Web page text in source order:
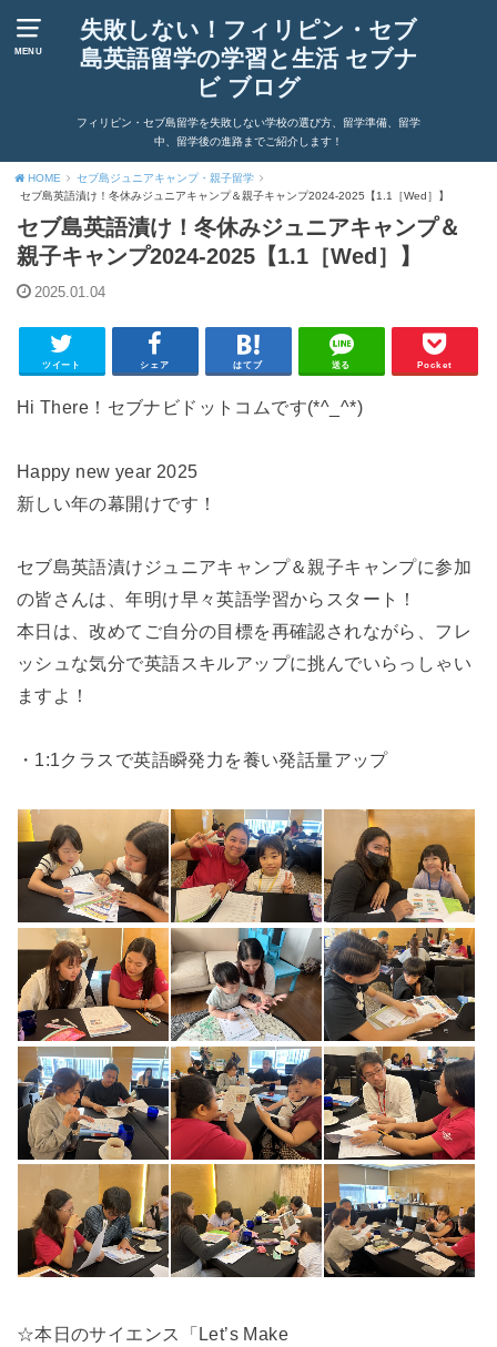
MENU
失敗しない！フィリピン・セブ
島英語留学の学習と生活 セブナ
ビ ブログ
フィリピン・セブ島留学を失敗しない学校の選び方、留学準備、留学
中、留学後の進路までご紹介します！
HOME
セブ島ジュニアキャンプ・親子留学
セブ島英語漬け！冬休みジュニアキャンプ＆親子キャンプ2024-2025【1.1［Wed］】
セブ島英語漬け！冬休みジュニアキャンプ＆
親子キャンプ2024-2025【1.1［Wed］】
2025.01.04
ツイート シェア はてブ 送る Pocket
Hi There！セブナビドットコムです(*^_^*)
Happy new year 2025
新しい年の幕開けです！
セブ島英語漬けジュニアキャンプ＆親子キャンプに参加
の皆さんは、年明け早々英語学習からスタート！
本日は、改めてご自分の目標を再確認されながら、フレ
ッシュな気分で英語スキルアップに挑んでいらっしゃい
ますよ！
・1:1クラスで英語瞬発力を養い発話量アップ
☆本日のサイエンス「Let’s Make